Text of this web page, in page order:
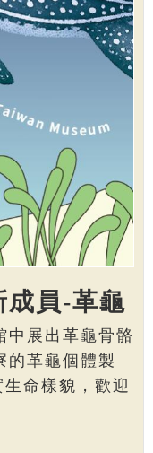
成員-革龜
中展出革龜骨骼
的革龜個體製
命樣貌，歡迎